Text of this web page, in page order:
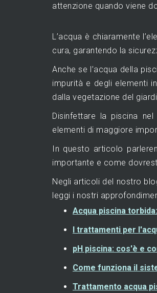
attenzione quando viene
L’acqua è chiaramente
cura, garantendo la
Anche se l’acqua della
impurità e degli elementi
dalla vegetazione del
Disinfettare la piscina
elementi di maggiore
In questo articolo
importante e come
Negli articoli del nostro
leggi i nostri
Acqua piscina
I trattamenti per
pH piscina: cos'è e
Come funziona il
Trattamento acqua